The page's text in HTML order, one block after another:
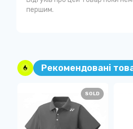
першим.
Рекомендовані
SOLD